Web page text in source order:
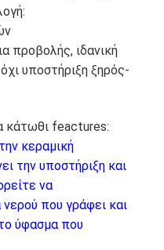
προβολής, ιδανική
υποστήριξη ξηρός-
κάτωθι feactures:
κεραμική
την υποστήριξη και
να
που γράφει και
ύφασμα που